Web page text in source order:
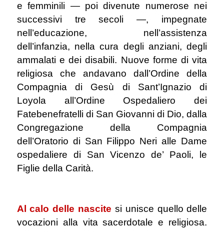
e femminili ― poi divenute numerose nei
successivi tre secoli ―, impegnate
nell’educazione, nell’assistenza
dell’infanzia, nella cura degli anziani, degli
ammalati e dei disabili. Nuove forme di vita
religiosa che andavano dall’Ordine della
Compagnia di Gesù di Sant’Ignazio di
Loyola all’Ordine Ospedaliero dei
Fatebenefratelli di San Giovanni di Dio, dalla
Congregazione della Compagnia
dell’Oratorio di San Filippo Neri alle Dame
ospedaliere di San Vicenzo de’ Paoli, le
Figlie della Carità.
Al calo delle nascite si unisce quello delle
vocazioni alla vita sacerdotale e religiosa.